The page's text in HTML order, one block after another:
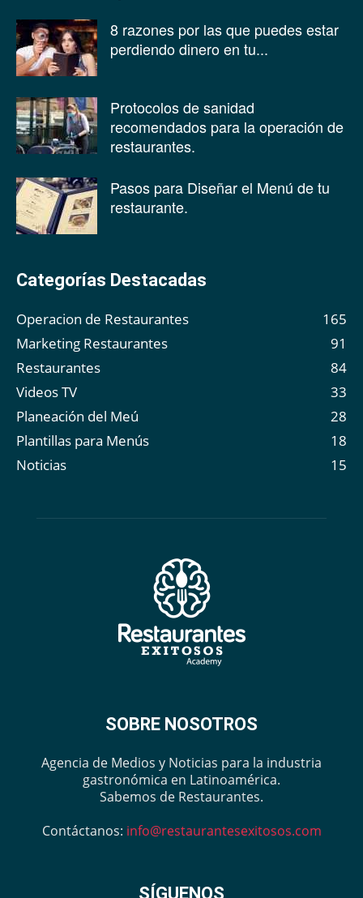
8 razones por las que puedes estar
perdiendo dinero en tu...
Protocolos de sanidad
recomendados para la operación de
restaurantes.
Pasos para Diseñar el Menú de tu
restaurante.
Categorías Destacadas
Operacion de Restaurantes
165
Marketing Restaurantes
91
Restaurantes
84
Videos TV
33
Planeación del Meú
28
Plantillas para Menús
18
Noticias
15
SOBRE NOSOTROS
Agencia de Medios y Noticias para la industria
gastronómica en Latinoamérica.
Sabemos de Restaurantes.
Contáctanos: info@restaurantesexitosos.com
SÍGUENOS